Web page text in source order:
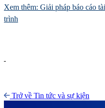
Xem thêm: Giải pháp báo cáo
trình
Trở về Tin tức và sự kiện